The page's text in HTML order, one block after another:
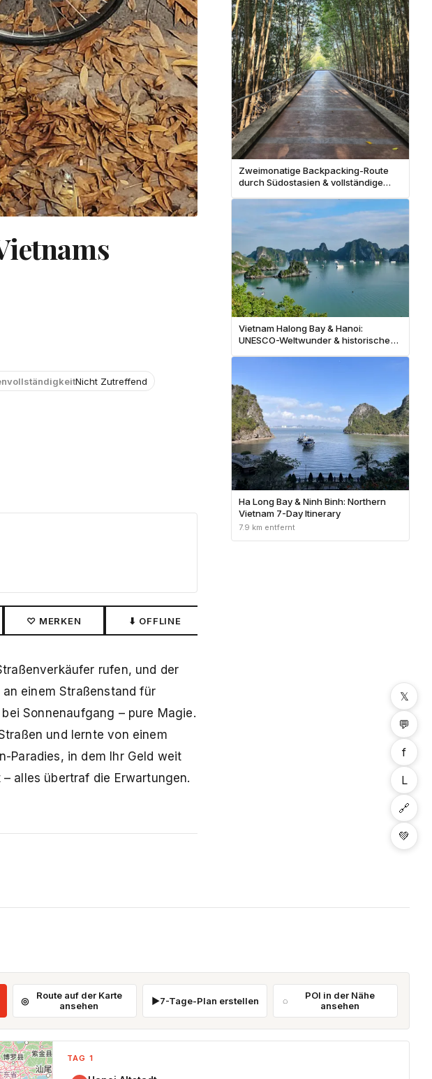
Nicht Zutreffend
♡ MERKEN ⬇ OFFLINE
rufen, und der
einem Straßenstand für
bei Sonnenaufgang – pure Magie.
und lernte von einem
Paradies, in dem Ihr Geld weit
alles übertraf die Erwartungen.
Zweimonatige Backpacking-Route
durch Südostasien & vollständige
Vietnam Halong Bay & Hanoi:
UNESCO-Weltwunder & historische
Ha Long Bay & Ninh Binh: Northern
Vietnam 7-Day Itinerary
7.9 km entfernt
Route auf der Karte
ansehen
7-Tage-Plan erstellen
POI in der Nähe
ansehen
TAG 1
𝕏
💬
f
L
🔗
💚